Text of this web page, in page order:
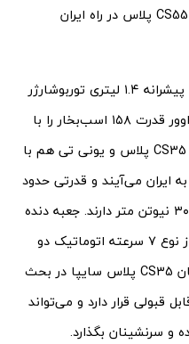
محموله‌های وارداتی CS35 پلاس و CS55 پلاس در راه ایران
قرار است تا با پیشرانه ۱.۴ لیتری توربوشارژر
TGDi به بازار ایران بیاید. این کراس‌اوور قدرت ۱۵۸ اسب‌بخار را با
گشتاور ۲۶۰ نیوتن متر دارد. چانگان CS35 پلاس و یونی تی هم با
پیشرانه ۱.۵ لیتری توربوشارژر TGDi به ایران می‌آیند و قدرتی حدود
۱۷۷ تا ۱۸۵ اسب‌بخار را با گشتاور ۳۰۰ نیوتن متر دارند. جعبه دنده
سه کراس‌اوور چانگان در بازار ایران از نوع ۷ سرعته اتوماتیک دو
کلاچه تَر (W-DCT) خواهد بود. چانگان CS35 پلاس سایپا در بحث
قبولی قرار دارد و می‌تواند
و سرنشینان بگذارد.